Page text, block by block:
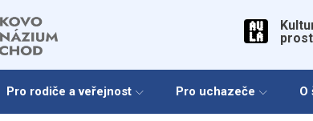
Pro rodiče a veřejnost Pro uchazeče O